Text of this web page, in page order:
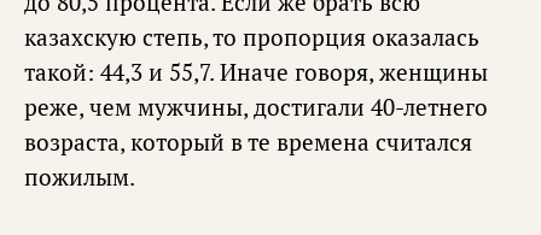
казахскую степь, то пропорция оказалась
такой: 44,3 и 55,7. Иначе говоря, женщины
реже, чем мужчины, достигали 40-летнего
возраста, который в те времена считался
пожилым.